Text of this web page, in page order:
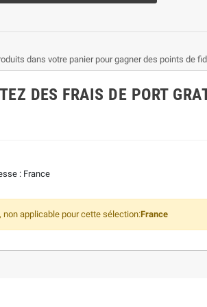
dans votre panier pour gagner des points de
DES FRAIS DE PORT
: France
non applicable pour cette sélection:France